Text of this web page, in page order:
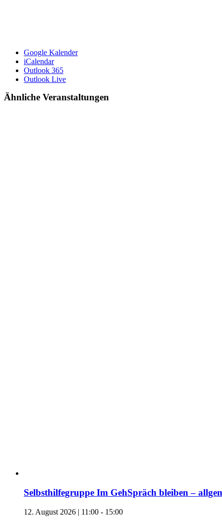
Google Kalender
iCalendar
Outlook 365
Outlook Live
Ähnliche Veranstaltungen
Selbsthilfegruppe Im GehSpräch bleiben –
12. August 2026 | 11:00 - 15:00